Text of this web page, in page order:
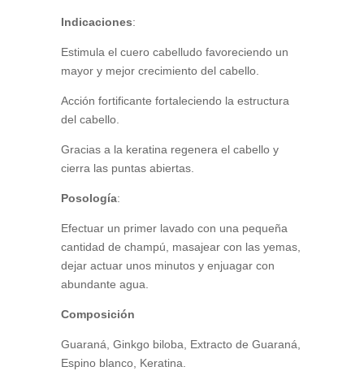
Indicaciones:
Estimula el cuero cabelludo favoreciendo un
mayor y mejor crecimiento del cabello.
Acción fortificante fortaleciendo la estructura
del cabello.
Gracias a la keratina regenera el cabello y
cierra las puntas abiertas.
Posología:
Efectuar un primer lavado con una pequeña
cantidad de champú, masajear con las yemas,
dejar actuar unos minutos y enjuagar con
abundante agua.
Composición
Guaraná, Ginkgo biloba, Extracto de Guaraná,
Espino blanco, Keratina.